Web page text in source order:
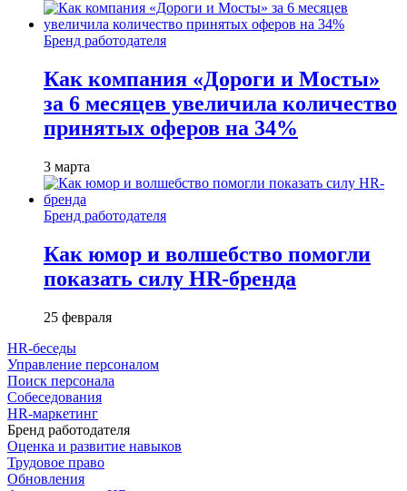
Бренд работодателя
Как компания «Дороги и Мосты»
за 6 месяцев увеличила количество
принятых оферов на 34%
3 марта
Бренд работодателя
Как юмор и волшебство помогли
показать силу HR-бренда
25 февраля
HR-беседы
Управление персоналом
Поиск персонала
Собеседования
HR-маркетинг
Бренд работодателя
Оценка и развитие навыков
Трудовое право
Обновления